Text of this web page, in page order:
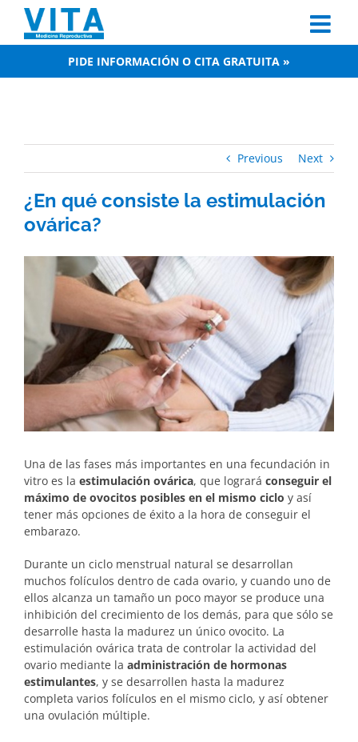
content
PIDE INFORMACIÓN O CITA GRATUITA »
Previous Next
¿En qué consiste la estimulación
ovárica?
Larger
Image
Una de las fases más importantes en una fecundación in
vitro es la estimulación ovárica, que logrará conseguir el
máximo de ovocitos posibles en el mismo ciclo y así
tener más opciones de éxito a la hora de conseguir el
embarazo.
Durante un ciclo menstrual natural se desarrollan
muchos folículos dentro de cada ovario, y cuando uno de
ellos alcanza un tamaño un poco mayor se produce una
inhibición del crecimiento de los demás, para que sólo se
desarrolle hasta la madurez un único ovocito. La
estimulación ovárica trata de controlar la actividad del
ovario mediante la administración de hormonas
estimulantes, y se desarrollen hasta la madurez
completa varios folículos en el mismo ciclo, y así obtener
una ovulación múltiple.